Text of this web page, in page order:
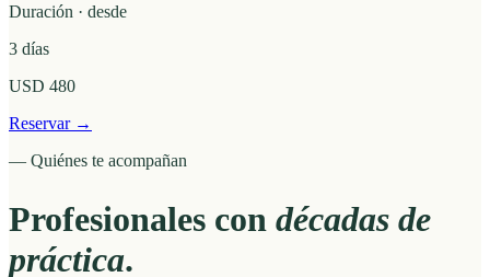
Duración · desde
3 días
USD 480
Reservar →
— Quiénes te acompañan
Profesionales con décadas de
práctica.